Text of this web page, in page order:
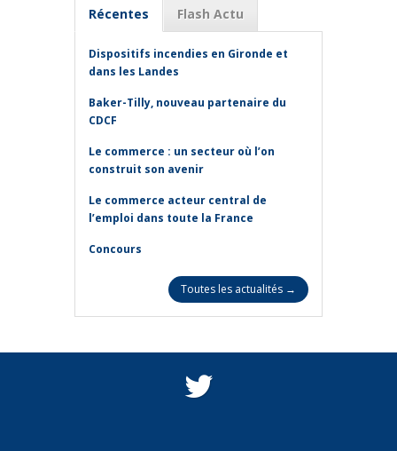
Récentes Flash Actu
Dispositifs incendies en Gironde et
dans les Landes
Baker-Tilly, nouveau partenaire du
CDCF
Le commerce : un secteur où l’on
construit son avenir
Le commerce acteur central de
l’emploi dans toute la France
Concours
Toutes les actualités →